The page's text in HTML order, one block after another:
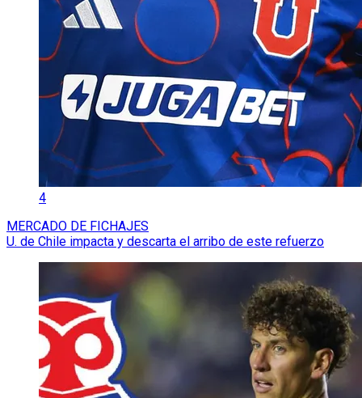
4
MERCADO DE FICHAJES
U. de Chile impacta y descarta el arribo de este refuerzo